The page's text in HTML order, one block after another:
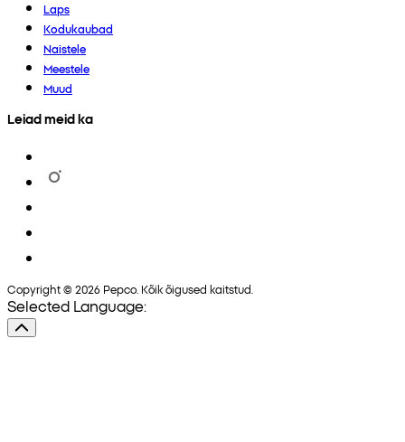
Laps
Kodukaubad
Naistele
Meestele
Muud
Leiad meid ka
Copyright © 2026 Pepco. Kõik õigused kaitstud.
Selected Language: